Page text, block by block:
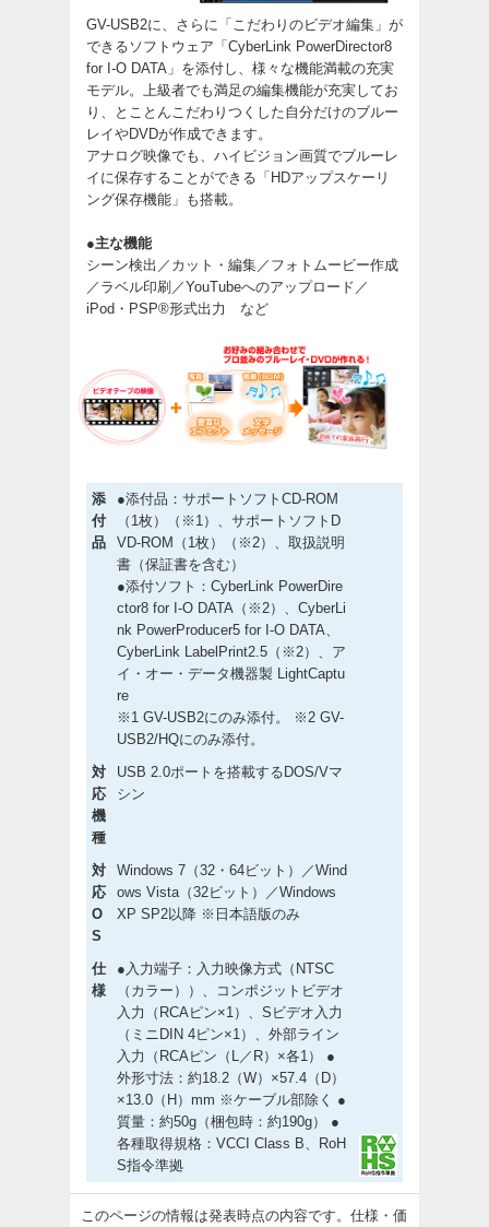
GV-USB2に、さらに「こだわりのビデオ編集」が
できるソフトウェア「CyberLink PowerDirector8
for I-O DATA」を添付し、様々な機能満載の充実
モデル。上級者でも満足の編集機能が充実してお
り、とことんこだわりつくした自分だけのブルー
レイやDVDが作成できます。
アナログ映像でも、ハイビジョン画質でブルーレ
イに保存することができる「HDアップスケーリ
ング保存機能」も搭載。
●主な機能
シーン検出／カット・編集／フォトムービー作成
／ラベル印刷／YouTubeへのアップロード／
iPod・PSP®形式出力 など
添
付
品
●添付品：サポートソフトCD-ROM
（1枚）（※1）、サポートソフトD
VD-ROM（1枚）（※2）、取扱説明
書（保証書を含む）
●添付ソフト：CyberLink PowerDire
ctor8 for I-O DATA（※2）、CyberLi
nk PowerProducer5 for I-O DATA、
CyberLink LabelPrint2.5（※2）、ア
イ・オー・データ機器製 LightCaptu
re
※1 GV-USB2にのみ添付。 ※2 GV-
USB2/HQにのみ添付。
対
応
機
種
USB 2.0ポートを搭載するDOS/Vマ
シン
対
応
O
S
Windows 7（32・64ビット）／Wind
ows Vista（32ビット）／Windows
XP SP2以降 ※日本語版のみ
仕
様
●入力端子：入力映像方式（NTSC
（カラー））、コンポジットビデオ
入力（RCAピン×1）、Sビデオ入力
（ミニDIN 4ピン×1）、外部ライン
入力（RCAピン（L／R）×各1） ●
外形寸法：約18.2（W）×57.4（D）
×13.0（H）mm ※ケーブル部除く ●
質量：約50g（梱包時：約190g） ●
各種取得規格：VCCI Class B、RoH
S指令準拠
このページの情報は発表時点の内容です。仕様・価